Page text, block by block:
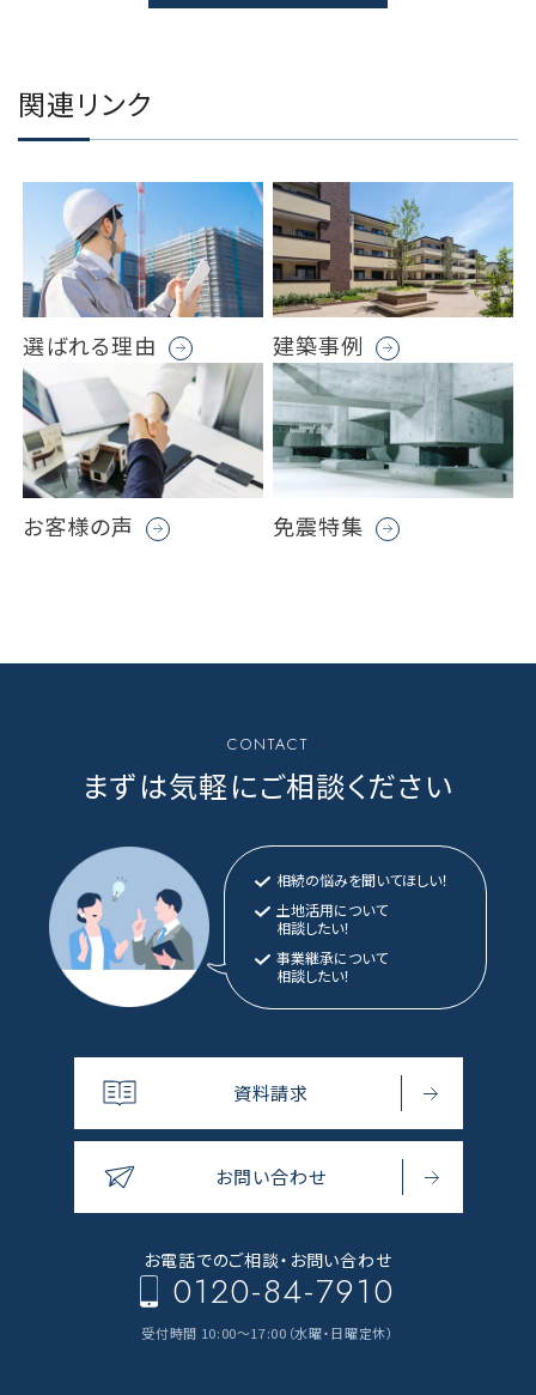
関連リンク
選ばれる理由 建築事例
お客様の声 免震特集
CONTACT
まずは気軽にご相談ください
相続の悩みを聞いてほしい！
土地活用について
相談したい！
事業継承について
相談したい！
資料請求
お問い合わせ
お電話でのご相談・ お問い合わせ
0120-84-7910
受付時間 10:00～17:00（水曜・日曜定休）